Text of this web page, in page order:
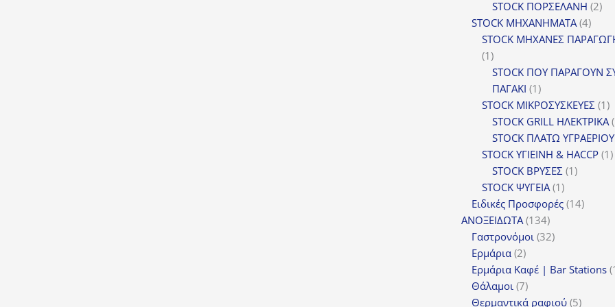
STOCK ΠΟΡΣΕΛΑΝΗ 22
STOCK ΜΗΧΑΝΗΜΑΤΑ 44
STOCK ΜΗΧΑΝΕΣ
11
προϊόν
STOCK ΠΟΥ ΠΑΡΑΓΟΥΝ
ΠΑΓΑΚΙ 11
προϊόν
STOCK ΜΙΚΡΟΣΥΣΚΕΥΕΣ 11
STOCK GRILL ΗΛΕΚΤΡΙΚΑ
STOCK ΠΛΑΤΩ ΥΓΡΑΕΡΙΟΥ
STOCK ΥΓΙΕΙΝΗ & HACCP 11
STOCK ΒΡΥΣΕΣ 11
STOCK ΨΥΓΕΙΑ 11
προϊόν
Ειδικές Προσφορές 1414
ΑΝΟΞΕΙΔΩΤΑ 134134
προϊόντα
Γαστρονόμοι 3232
Ερμάρια 22
προϊόντα
Ερμάρια Καφέ | Bar Stations
Θάλαμοι 77
προϊόντα
Θερμαντικά ραφιού 55